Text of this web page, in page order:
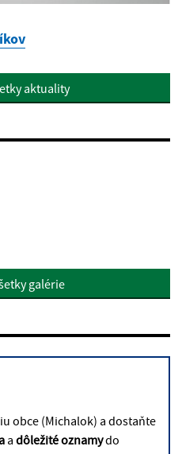
aktuality
galérie
obce (Michalok) a dostaňte
a dôležité oznamydo